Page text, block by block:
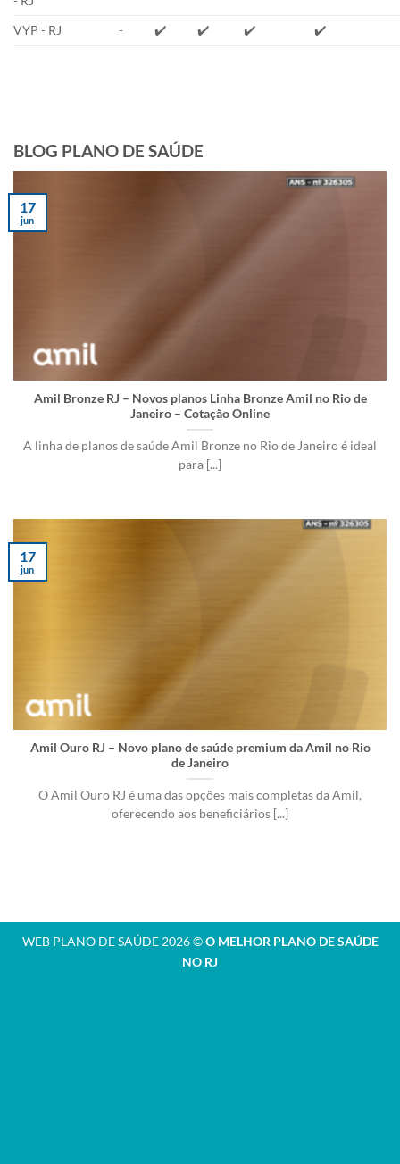
VYP - RJ - ✔️ ✔️ ✔️ ✔️
BLOG PLANO DE SAÚDE
Amil Bronze RJ – Novos planos Linha Bronze Amil no Rio de
Janeiro – Cotação Online
A linha de planos de saúde Amil Bronze no Rio de Janeiro é ideal
para [...]
17
jun
Amil Ouro RJ – Novo plano de saúde premium da Amil no Rio
de Janeiro
O Amil Ouro RJ é uma das opções mais completas da Amil,
oferecendo aos beneficiários [...]
17
jun
WEB PLANO DE SAÚDE 2026 ©O MELHOR PLANO DE SAÚDE
NO RJ